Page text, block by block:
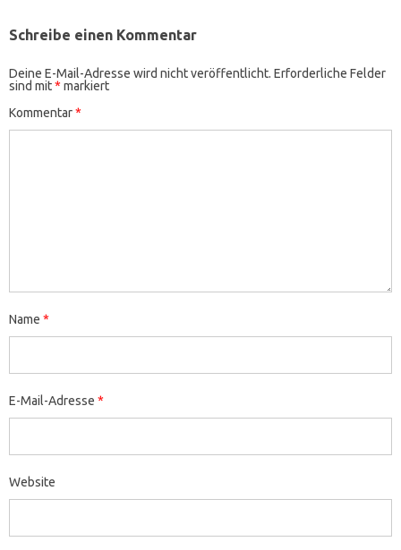
Schreibe einen Kommentar
Deine E-Mail-Adresse wird nicht veröffentlicht. Erforderliche Felder
sind mit* markiert
Kommentar*
Name *
E-Mail-Adresse *
Website